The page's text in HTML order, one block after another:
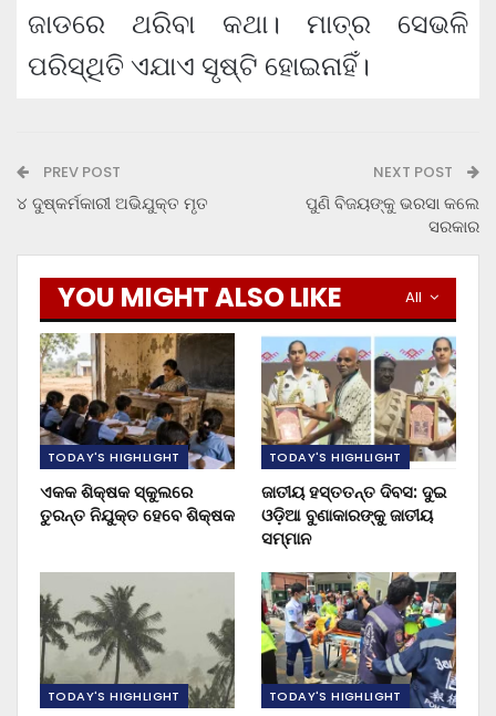
ଜାଡରେ ଥରିବା କଥା। ମାତ୍ର ସେଭଳି
ପରିସ୍ଥିତି ଏଯାଏ ସୃଷ୍ଟି ହୋଇନାହିଁ।
PREV POST
୪ ଦୁଷ୍କର୍ମକାରୀ ଅଭିଯୁକ୍ତ ମୃତ
NEXT POST
ପୁଣି ବିଜୟଙ୍କୁ ଭରସା କଲେ
ସରକାର
All
YOU MIGHT ALSO LIKE
TODAY'S HIGHLIGHT
ଏକକ ଶିକ୍ଷକ ସ୍କୁଲରେ
ତୁରନ୍ତ ନିଯୁକ୍ତ ହେବେ ଶିକ୍ଷକ
TODAY'S HIGHLIGHT
ଜାତୀୟ ହସ୍ତତନ୍ତ ଦିବସ: ଦୁଇ
ଓଡ଼ିଆ ବୁଣାକାରଙ୍କୁ ଜାତୀୟ
ସମ୍ମାନ
TODAY'S HIGHLIGHT TODAY'S HIGHLIGHT